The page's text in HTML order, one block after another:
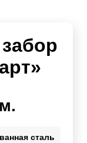
сталь